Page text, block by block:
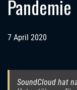
Pandemie
7 April 2020
SoundCloud hat